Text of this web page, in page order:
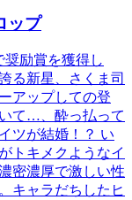
ップ
奨励賞を獲得し
る新星、さくま司
アップしての登
て…、酔っ払って
ツが結婚！？ い
トキメクようなイ
密濃厚で激しい性
キャラだちしたヒ